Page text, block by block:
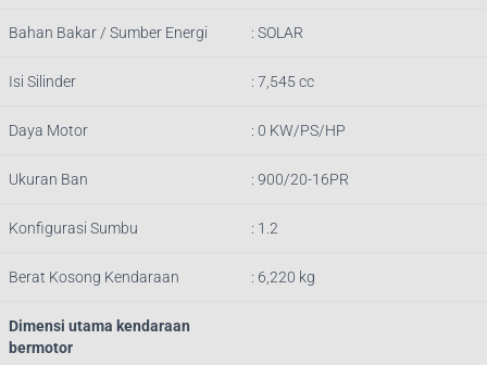
Bahan Bakar / Sumber Energi : SOLAR
Isi Silinder : 7,545 cc
Daya Motor : 0 KW/PS/HP
Ukuran Ban : 900/20-16PR
Konfigurasi Sumbu : 1.2
Berat Kosong Kendaraan : 6,220 kg
Dimensi utama kendaraan
bermotor